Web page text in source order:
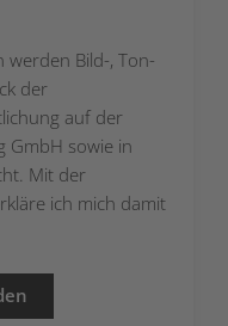
werden Bild-, Ton-
der
auf der
GmbH sowie in
Mit der
ich mich damit